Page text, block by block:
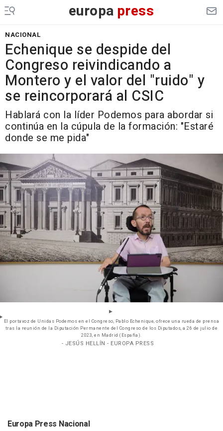
europa press
NACIONAL
Echenique se despide del
Congreso reivindicando a
Montero y el valor del "ruido" y
se reincorporará al CSIC
Hablará con la líder Podemos para abordar si
continúa en la cúpula de la formación: "Estaré
donde se me pida"
El portavoz de Unidas Podemos en el Congreso, Pablo Echenique, ofrece una rueda de prensa
tras la reunión de la Diputación Permanente del Congreso de los Diputados, a 26 de julio de
2023, en Madrid (España).
- JESÚS HELLÍN - EUROPA PRESS
Europa Press Nacional